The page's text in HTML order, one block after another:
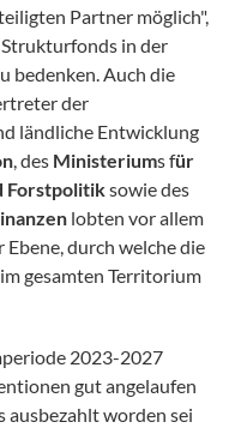
Partner möglich",
in der
bedenken. Auch die
der
ländliche Entwicklung
, des Ministeriums für
Forstpolitiksowie des
lobten vor allem
durch welche die
gesamten Territorium
2023-2027
gut angelaufen
ausbezahlt worden sei